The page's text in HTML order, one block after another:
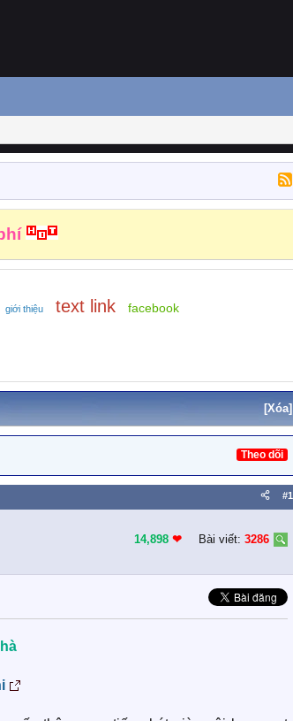
giới thiệu text link facebook
[Xóa]
Theo dõi
#1
14,898 ❤︎ Bài viết: 3286